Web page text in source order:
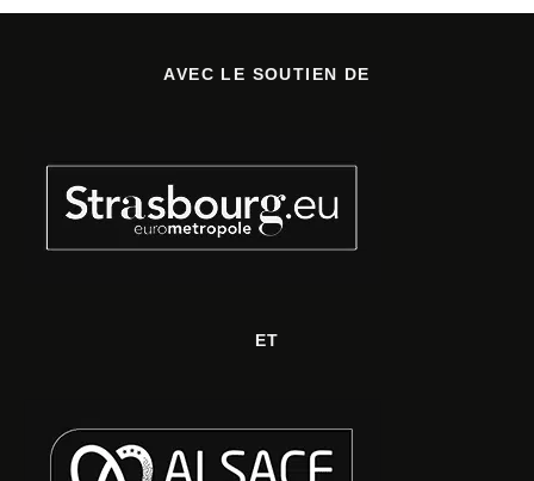
AVEC LE SOUTIEN DE
ET